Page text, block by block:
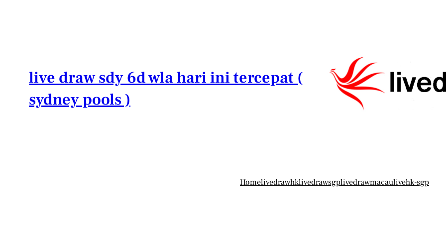
live draw sdy 6d wla hari ini tercepat (
sydney pools )
Homelivedrawhklivedrawsgplivedrawmacaulivehk-sgp